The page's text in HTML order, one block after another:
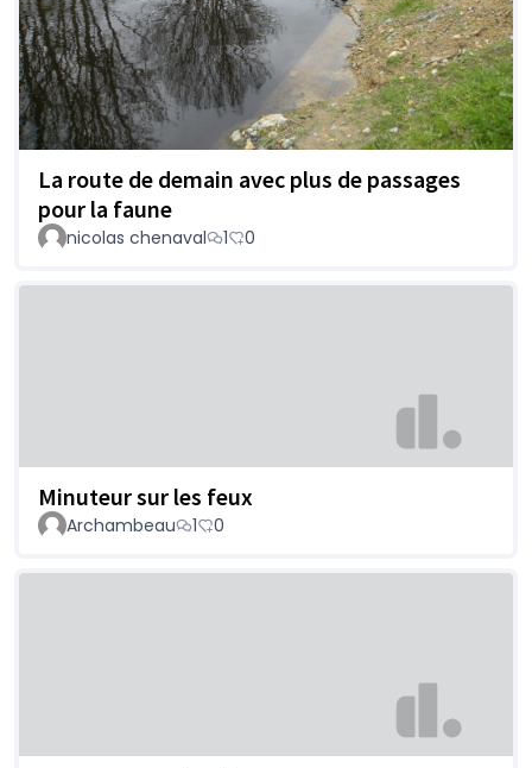
La route de demain avec plus de passages
pour la faune
nicolas chenaval 1 0
Minuteur sur les feux
Archambeau 1 0